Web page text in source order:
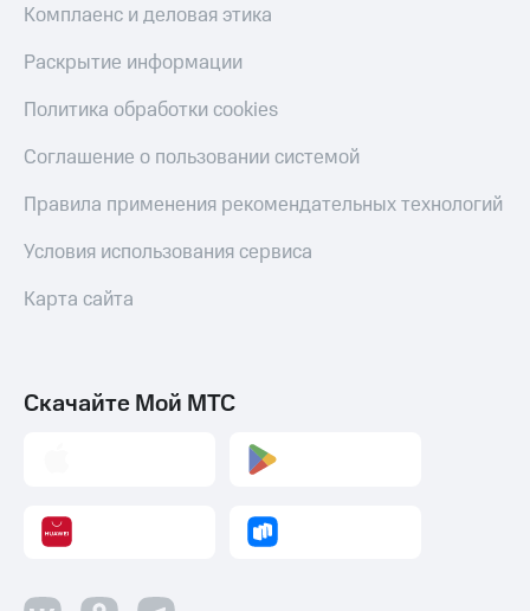
Комплаенс и деловая этика
Раскрытие информации
Политика обработки cookies
Соглашение о пользовании системой
Правила применения рекомендательных технологий
Условия использования сервиса
Карта сайта
Скачайте Мой МТС